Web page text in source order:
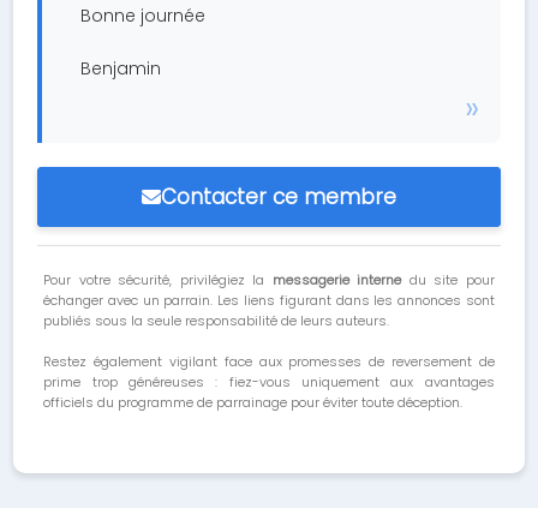
Bonne journée
Benjamin
Contacter ce membre
Pour votre sécurité, privilégiez la messagerie internedu site pour
échanger avec un parrain. Les liens figurant dans les annonces sont
publiés sous la seule responsabilité de leurs auteurs.
Restez également vigilant face aux promesses de reversement de
prime trop généreuses : fiez-vous uniquement aux avantages
officiels du programme de parrainage pour éviter toute déception.